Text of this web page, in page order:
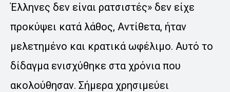
Έλληνες δεν είναι ρατσιστές» δεν είχε
προκύψει κατά λάθος, Αντίθετα, ήταν
μελετημένο και κρατικά ωφέλιμο. Αυτό το
δίδαγμα ενισχύθηκε στα χρόνια που
ακολούθησαν. Σήμερα χρησιμεύει